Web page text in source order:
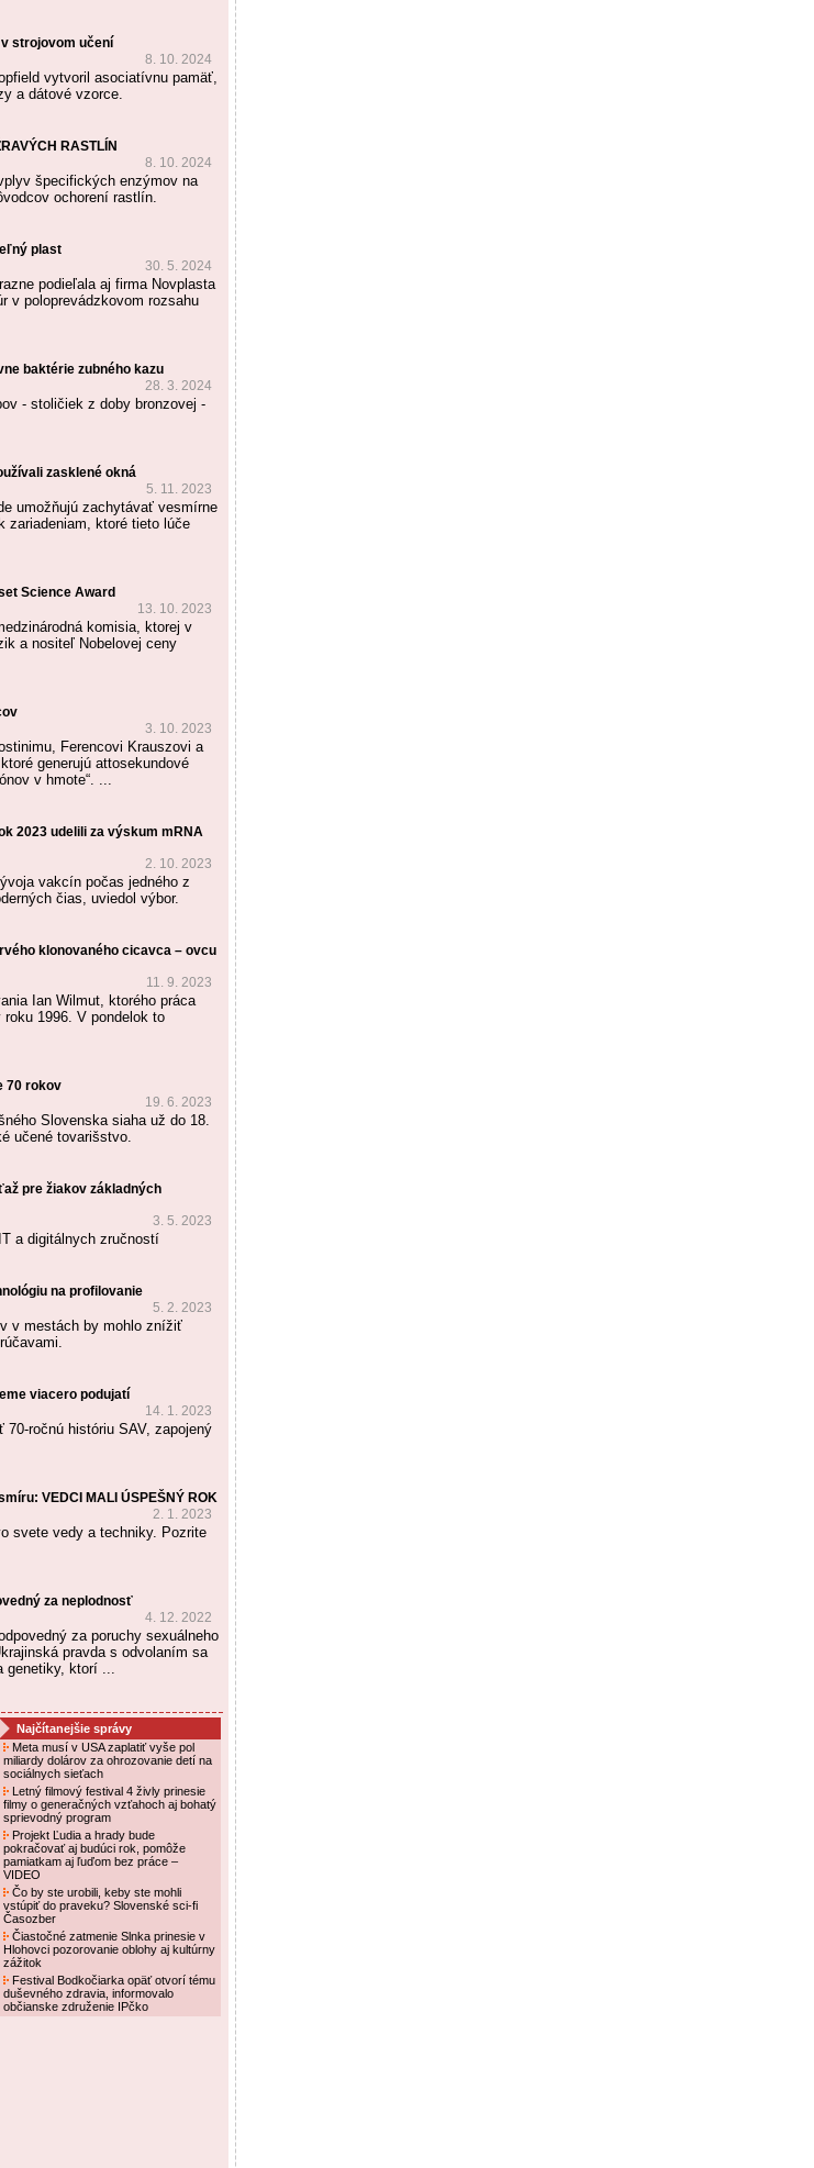
strojovom učení
8. 10. 2024
vytvoril asociatívnu pamäť,
a dátové vzorce.
RASTLÍN
8. 10. 2024
špecifických enzýmov na
ochorení rastlín.
plast
30. 5. 2024
podieľala aj firma Novplasta
v poloprevádzkovom rozsahu
baktérie zubného kazu
28. 3. 2024
- stoličiek z doby bronzovej -
zasklené okná
5. 11. 2023
umožňujú zachytávať vesmírne
zariadeniam, ktoré tieto lúče
Science Award
13. 10. 2023
komisia, ktorej v
a nositeľ Nobelovej ceny
3. 10. 2023
Ferencovi Krauszovi a
generujú attosekundové
v hmote“. ...
2023 udelili za výskum mRNA
2. 10. 2023
vakcín počas jedného z
čias, uviedol výbor.
klonovaného cicavca – ovcu
11. 9. 2023
Ian Wilmut, ktorého práca
1996. V pondelok to
70 rokov
19. 6. 2023
Slovenska siaha už do 18.
učené tovarišstvo.
pre žiakov základných
3. 5. 2023
a digitálnych zručností
na profilovanie
5. 2. 2023
v mestách by mohlo znížiť
viacero podujatí
14. 1. 2023
ročnú históriu SAV, zapojený
VEDCI MALI ÚSPEŠNÝ ROK
2. 1. 2023
svete vedy a techniky. Pozrite
za neplodnosť
4. 12. 2022
za poruchy sexuálneho
pravda s odvolaním sa
genetiky, ktorí ...
Najčítanejšie správy
Meta musí v USA zaplatiť vyše pol
miliardy dolárov za ohrozovanie detí na
sociálnych sieťach
Letný filmový festival 4 živly prinesie
filmy o generačných vzťahoch aj bohatý
sprievodný program
Projekt Ľudia a hrady bude
pokračovať aj budúci rok, pomôže
pamiatkam aj ľuďom bez práce –
VIDEO
Čo by ste urobili, keby ste mohli
vstúpiť do praveku? Slovenské sci-fi
Časozber
Čiastočné zatmenie Slnka prinesie v
Hlohovci pozorovanie oblohy aj kultúrny
zážitok
Festival Bodkočiarka opäť otvorí tému
duševného zdravia, informovalo
občianske združenie IPčko